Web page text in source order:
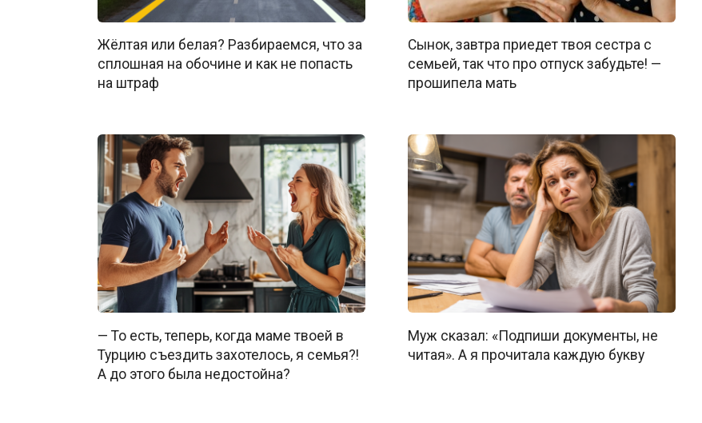
Жёлтая или белая? Разбираемся, что за
сплошная на обочине и как не попасть
на штраф
Сынок, завтра приедет твоя сестра с
семьей, так что про отпуск забудьте! —
прошипела мать
— То есть, теперь, когда маме твоей в
Турцию съездить захотелось, я семья?!
А до этого была недостойна?
Муж сказал: «Подпиши документы, не
читая». А я прочитала каждую букву